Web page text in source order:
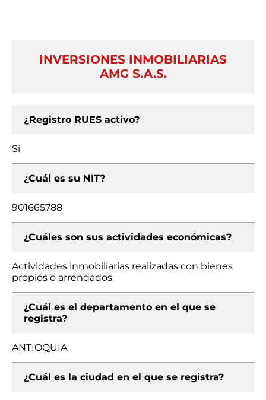
INVERSIONES INMOBILIARIAS
AMG S.A.S.
¿Registro RUES activo?
Si
¿Cuál es su NIT?
901665788
¿Cuáles son sus actividades económicas?
Actividades inmobiliarias realizadas con bienes
propios o arrendados
¿Cuál es el departamento en el que se
registra?
ANTIOQUIA
¿Cuál es la ciudad en el que se registra?